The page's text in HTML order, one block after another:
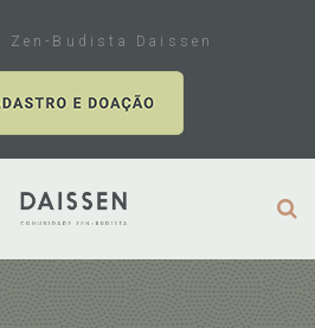
Zen-Budista Daissen